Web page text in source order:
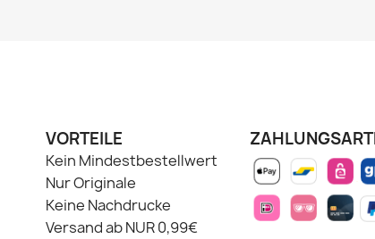
VORTEILE
Kein Mindestbestellwert
Nur Originale
Keine Nachdrucke
Versand ab NUR 0,99€